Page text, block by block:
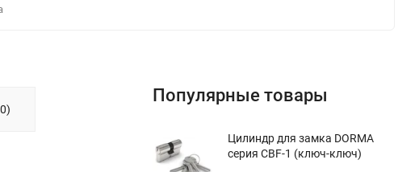
Популярные товары
Цилиндр для замка DORMA
серия CBF-1 (ключ-ключ)